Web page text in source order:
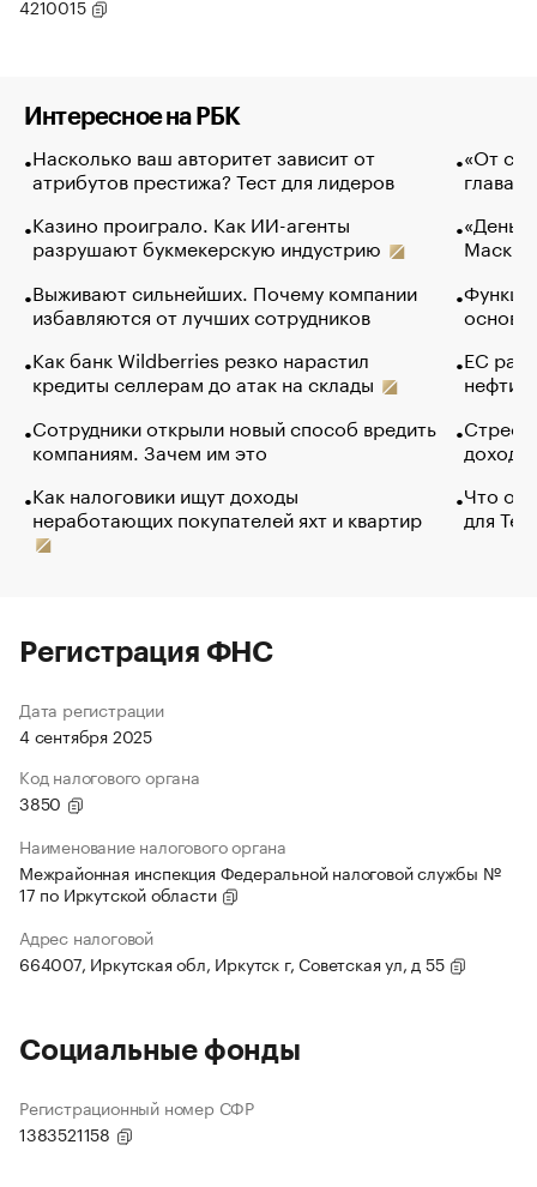
4210015
Интересное на РБК
Насколько ваш авторитет зависит от
атрибутов престижа? Тест для лидеров
Казино проиграло. Как ИИ-агенты
разрушают букмекерскую индустрию
Выживают сильнейших. Почему компании
избавляются от лучших сотрудников
Как банк Wildberries резко нарастил
кредиты селлерам до атак на склады
Сотрудники открыли новый способ вредить
компаниям. Зачем им это
Как налоговики ищут доходы
неработающих покупателей яхт и квартир
«От
глава
Маск в
основ
ЕС
нефти
Что
для
Регистрация ФНС
Дата регистрации
4 сентября 2025
Код налогового органа
3850
Наименование налогового органа
Межрайонная инспекция Федеральной налоговой службы №
17 по Иркутской области
Адрес налоговой
664007, Иркутская обл, Иркутск г, Советская ул, д 55
Социальные фонды
Регистрационный номер СФР
1383521158